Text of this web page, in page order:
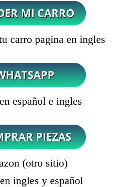
carro pagina en ingles
español e ingles
(otro sitio)
ingles y español